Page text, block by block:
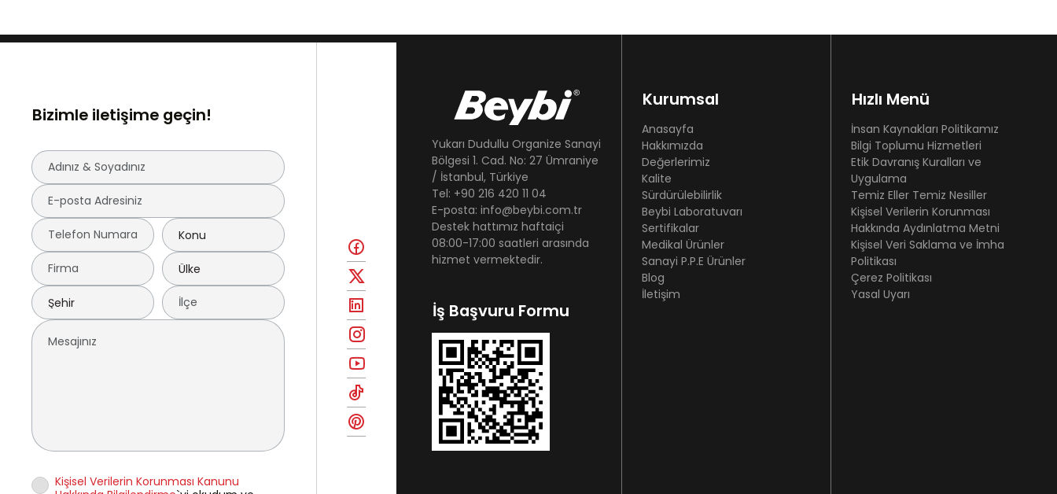
Bizimle iletişime geçin!
Kişisel Verilerin Korunması Kanunu
Yukarı Dudullu Organize Sanayi
Bölgesi 1. Cad. No: 27 Ümraniye
/ İstanbul, Türkiye
Tel: +90 216 420 11 04
E-posta: info@beybi.com.tr
Destek hattımız haftaiçi
08:00-17:00 saatleri arasında
hizmet vermektedir.
İş Başvuru Formu
Kurumsal
Anasayfa
Hakkımızda
Değerlerimiz
Kalite
Sürdürülebilirlik
Beybi Laboratuvarı
Sertifikalar
Medikal Ürünler
Sanayi P.P.E Ürünler
Blog
İletişim
Hızlı Menü
İnsan Kaynakları Politikamız
Bilgi Toplumu Hizmetleri
Etik Davranış Kuralları ve
Uygulama
Temiz Eller Temiz Nesiller
Kişisel Verilerin Korunması
Hakkında Aydınlatma Metni
Kişisel Veri Saklama ve İmha
Politikası
Çerez Politikası
Yasal Uyarı